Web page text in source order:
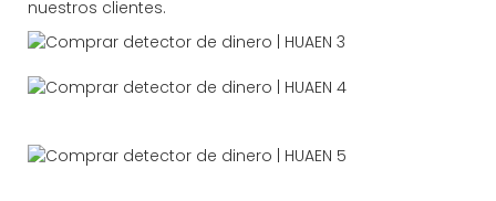
nuestros clientes.